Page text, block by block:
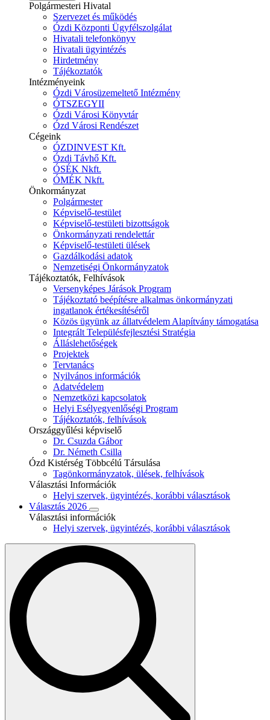
Polgármesteri Hivatal
Szervezet és működés
Ózdi Központi Ügyfélszolgálat
Hivatali telefonkönyv
Hivatali ügyintézés
Hirdetmény
Tájékoztatók
Intézményeink
Ózdi Városüzemeltető Intézmény
ÓTSZEGYII
Ózdi Városi Könyvtár
Ózd Városi Rendészet
Cégeink
ÓZDINVEST Kft.
Ózdi Távhő Kft.
ÓSÉK Nkft.
ÓMÉK Nkft.
Önkormányzat
Polgármester
Képviselő-testület
Képviselő-testületi bizottságok
Önkormányzati rendelettár
Képviselő-testületi ülések
Gazdálkodási adatok
Nemzetiségi Önkormányzatok
Tájékoztatók, Felhívások
Versenyképes Járások Program
Tájékoztató beépítésre alkalmas önkormányzati
ingatlanok értékesítéséről
Közös ügyünk az állatvédelem Alapítvány támogatása
Integrált Településfejlesztési Stratégia
Álláslehetőségek
Projektek
Tervtanács
Nyilvános információk
Adatvédelem
Nemzetközi kapcsolatok
Helyi Esélyegyenlőségi Program
Tájékoztatók, felhívások
Országgyűlési képviselő
Dr. Csuzda Gábor
Dr. Németh Csilla
Ózd Kistérség Többcélú Társulása
Tagönkormányzatok, ülések, felhívások
Választási Információk
Helyi szervek, ügyintézés, korábbi választások
Választás 2026
Választási információk
Helyi szervek, ügyintézés, korábbi választások